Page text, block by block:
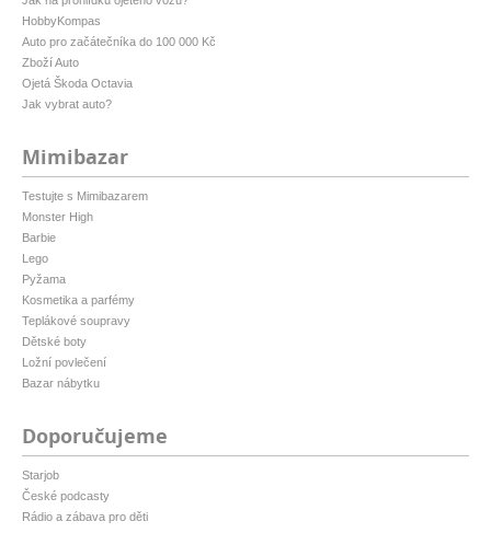
HobbyKompas
Auto pro začátečníka do 100 000 Kč
Zboží Auto
Ojetá Škoda Octavia
Jak vybrat auto?
Mimibazar
Testujte s Mimibazarem
Monster High
Barbie
Lego
Pyžama
Kosmetika a parfémy
Teplákové soupravy
Dětské boty
Ložní povlečení
Bazar nábytku
Doporučujeme
Starjob
České podcasty
Rádio a zábava pro děti